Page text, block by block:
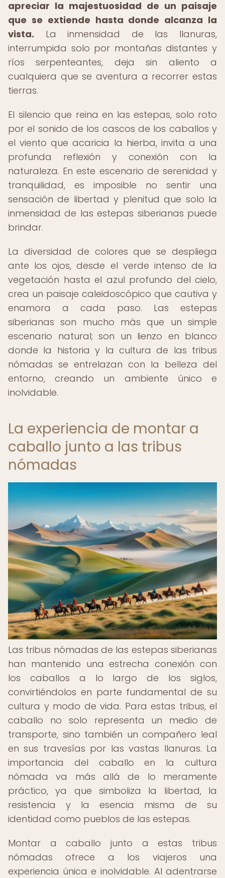
apreciar la majestuosidad de un paisaje
que se extiende hasta donde alcanza la
vista. La inmensidad de las llanuras,
interrumpida solo por montañas distantes y
ríos serpenteantes, deja sin aliento a
cualquiera que se aventura a recorrer estas
tierras.
El silencio que reina en las estepas, solo roto
por el sonido de los cascos de los caballos y
el viento que acaricia la hierba, invita a una
profunda reflexión y conexión con la
naturaleza. En este escenario de serenidad y
tranquilidad, es imposible no sentir una
sensación de libertad y plenitud que solo la
inmensidad de las estepas siberianas puede
brindar.
La diversidad de colores que se despliega
ante los ojos, desde el verde intenso de la
vegetación hasta el azul profundo del cielo,
crea un paisaje caleidoscópico que cautiva y
enamora a cada paso. Las estepas
siberianas son mucho más que un simple
escenario natural; son un lienzo en blanco
donde la historia y la cultura de las tribus
nómadas se entrelazan con la belleza del
entorno, creando un ambiente único e
inolvidable.
La experiencia de montar a
caballo junto a las tribus
nómadas
Las tribus nómadas de las estepas siberianas
han mantenido una estrecha conexión con
los caballos a lo largo de los siglos,
convirtiéndolos en parte fundamental de su
cultura y modo de vida. Para estas tribus, el
caballo no solo representa un medio de
transporte, sino también un compañero leal
en sus travesías por las vastas llanuras. La
importancia del caballo en la cultura
nómada va más allá de lo meramente
práctico, ya que simboliza la libertad, la
resistencia y la esencia misma de su
identidad como pueblos de las estepas.
Montar a caballo junto a estas tribus
nómadas ofrece a los viajeros una
experiencia única e inolvidable. Al adentrarse